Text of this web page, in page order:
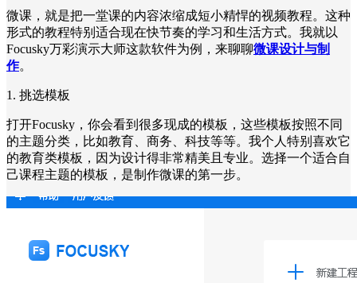
微课，就是把一堂课的内容浓缩成短小精悍的视频教程。这种
形式的教程特别适合现在快节奏的学习和生活方式。我就以
Focusky万彩演示大师这款软件为例，来聊聊微课设计与制
作。
1. 挑选模板
打开Focusky，你会看到很多现成的模板，这些模板按照不同
的主题分类，比如教育、商务、科技等等。我个人特别喜欢它
的教育类模板，因为设计得非常精美且专业。选择一个适合自
己课程主题的模板，是制作微课的第一步。